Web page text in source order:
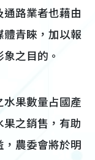
路業者也藉由
體青睞，加以報
之目的。
果數量占國產
之銷售，有助
農委會將於明